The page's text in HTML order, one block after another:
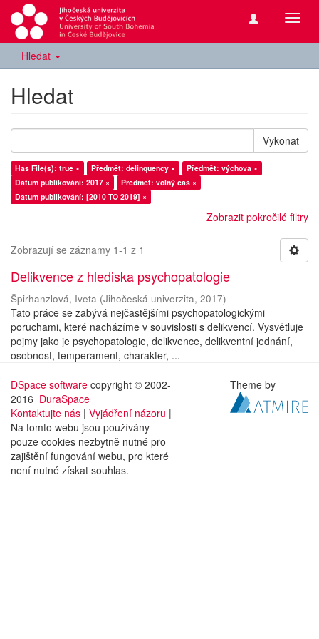
Hledat
Hledat
Vykonat
Has File(s): true × Předmět: delinquency ×
Předmět: výchova ×
Datum publikování: 2017 ×
Předmět: volný čas ×
Datum publikování: [2010 TO 2019] ×
Zobrazit pokročilé filtry
Zobrazují se záznamy 1-1 z 1
Delikvence z hlediska psychopatologie
Špirhanzlová, Iveta (Jihočeská univerzita, 2017)
Tato práce se zabývá nejčastějšími psychopatologickými
poruchami, které nacházíme v souvislosti s delikvencí. Vysvětluje
pojmy jako je psychopatologie, delikvence, delikventní jednání,
osobnost, temperament, charakter, ...
DSpace software copyright © 2002-
2016 DuraSpace
Kontaktujte nás | Vyjádření názoru |
Na tomto webu jsou používány
pouze cookies nezbytně nutné pro
zajištění fungování webu, pro které
není nutné získat souhlas.
Theme by